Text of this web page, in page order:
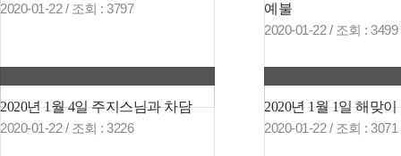
2020-01-22 / 조회 : 3797
예불
2020-01-22 / 조회 : 3499
2020년 1월 4일 주지스님과 차담
2020-01-22 / 조회 : 3226
2020년 1월 1일 해맞이
2020-01-22 / 조회 : 3071